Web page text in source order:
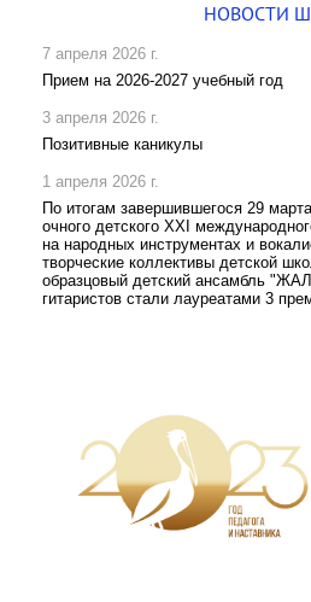
НОВОСТИ
7 апреля 2026 г.
Прием на 2026-2027 учебный год
3 апреля 2026 г.
Позитивные каникулы
1 апреля 2026 г.
По итогам завершившегося 29
очного детского XXI
на народных инструментах и
творческие коллективы детской
образцовый детский ансамбль
гитаристов стали лауреатами 3